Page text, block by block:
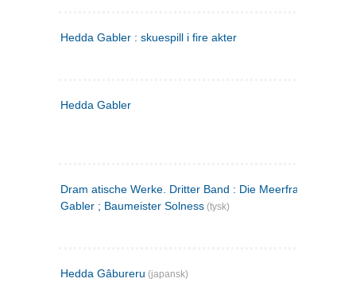
Hedda Gabler : skuespill i fire akter
Hedda Gabler
Dram atische Werke. Dritter Band : Die Meerfrau ; Hedda
Gabler ; Baumeister Solness (tysk)
Hedda Gâbureru (japansk)